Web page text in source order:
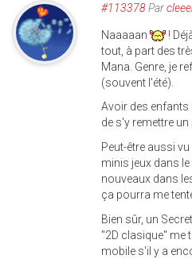
#113378Par
Naaaaan
!
tout, à part des
Mana. Genre, je
(souvent l'été).
Avoir des
de s'y remettre un
Peut-être aussi
minis jeux dans
nouveaux dans
ça pourra me
Bien sûr, un
"2D clasique" me
mobile s'il y a